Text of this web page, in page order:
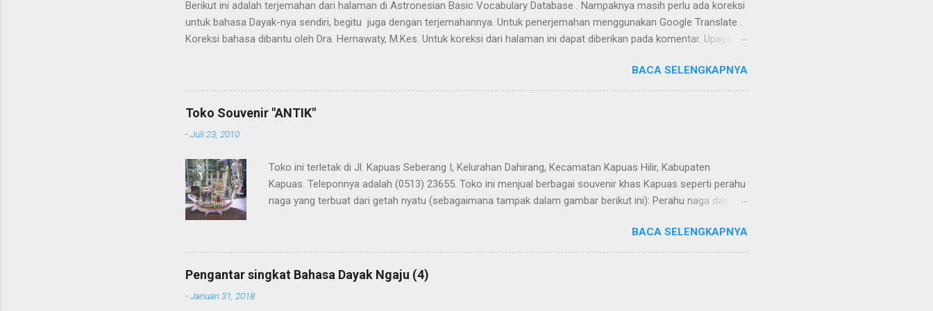
Berikut ini adalah terjemahan dari halaman di Astronesian Basic Vocabulary Database . Nampaknya masih perlu ada koreksi
untuk bahasa Dayak-nya sendiri, begitu juga dengan terjemahannya. Untuk penerjemahan menggunakan Google Translate .
Koreksi bahasa dibantu oleh Dra. Hernawaty, M.Kes. Untuk koreksi dari halaman ini dapat diberikan pada komentar. Upaya
BACA SELENGKAPNYA
Toko Souvenir "ANTIK"
-Juli 23, 2010
Toko ini terletak di Jl. Kapuas Seberang I, Kelurahan Dahirang, Kecamatan Kapuas Hilir, Kabupaten
Kapuas. Teleponnya adalah (0513) 23655. Toko ini menjual berbagai souvenir khas Kapuas seperti perahu
naga yang terbuat dari getah nyatu (sebagaimana tampak dalam gambar berikut ini): Perahu naga dari
BACA SELENGKAPNYA
Pengantar singkat Bahasa Dayak Ngaju (4)
-Januari 31, 2018